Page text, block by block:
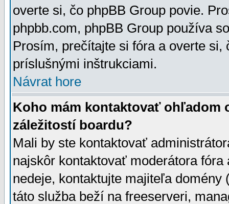
overte si, čo phpBB Group povie.
phpbb.com, phpBB Group používa
Prosím, prečítajte si fóra a overte
príslušnými inštrukciami.
Návrat hore
Koho mám kontaktovať ohľadom
záležitostí boardu?
Mali by ste kontaktovať
najskôr kontaktovať moderátora
nedeje, kontaktujte majiteľa
táto služba beží na freeserveri,